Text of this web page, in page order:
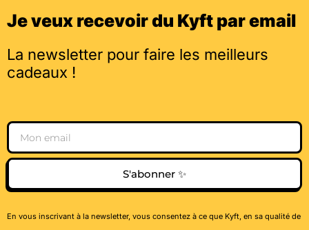
Je veux recevoir du Kyft par email
La newsletter pour faire les meilleurs
cadeaux !
Email
S'abonner ✨
En vous inscrivant à la newsletter, vous consentez à ce que Kyft, en sa qualité de